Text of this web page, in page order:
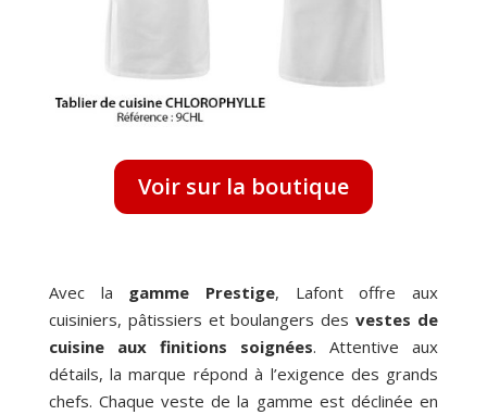
Voir sur la boutique
Avec la gamme Prestige, Lafont offre aux
cuisiniers, pâtissiers et boulangers desvestes de
cuisine aux finitions soignées. Attentive aux
détails, la marque répond à l’exigence des grands
chefs. Chaque veste de la gamme est déclinée en